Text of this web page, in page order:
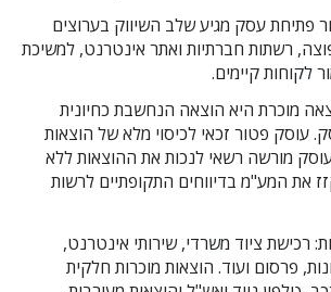
פתיחת עסק מגיע שלב השיווק בערוצים
רשתות חברתיות ואתר אינטרנט, למשיכת
לקוחות קיימים.
מוכרת היא הוצאה הנחשבת כחיונית
עוסק פטור זכאי לכיסוי מלא של הוצאות
מורשה רשאי לנכות את ההוצאות ללא
את המע"מ בדיווחים התקופתיים לרשות
רכישת ציוד משרדי, שירותי אינטרנט,
פרסום ועוד. הוצאות מוכרות חלקית